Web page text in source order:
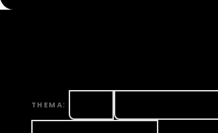
THEMA: